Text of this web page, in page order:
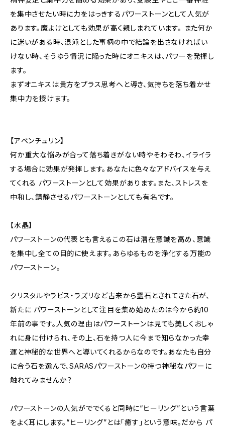
を集中させたい時に力をはっきするパワーストーンとして人気が
あります。魔よけとしても効果が高く親しまれています。 また何か
に迷いがある時、混沌とした事柄の中で結論を出さなければい
けない時、そうゆう情況に陥った時にオニキスは、パワーを発揮し
ます。
まずオニキスは貴方をプラス思考へと導き、気持ちを落ち着かせ
集中力を授けます。
【アベンチュリン】
何か重大な悩みが合って落ち着きがない時やそわそわ、イライラ
する場合に効果が発揮します。あなたに色々なアドバイスを与え
てくれる パワーストーンとして効果があります。また、ストレスを
中和し、鎮静させるパワーストーンとしても有名です。
【水晶】
パワーストーンの代表とも言えるこの石は潜在意識を高め、意識
を集中し全ての目的に使えます。あらゆるものを浄化する万能の
パワーストーン。
クリスタルやラピス・ラズリなど古来から霊石とされてきた石が、
新たに パワーストーンとして注目を集め始めたのは今から約10
年前の事です。人気の理由はパワーストーンは見ても美しくおしゃ
れに身に付けられ、その上、石を持つ人に今まで知らなかった幸
運と神秘的な世界へと導いてくれるからなのです。あなたも自分
に合う石を選んで、SARASパワーストーンの持つ神秘なパワーに
触れてみませんか？
パワーストーンの人気がででくると同時に“ヒーリング”という言葉
をよく耳にします。“ヒーリング”とは｢癒す｣という意味。だから パ